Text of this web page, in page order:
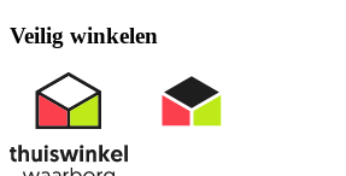
Veilig winkelen